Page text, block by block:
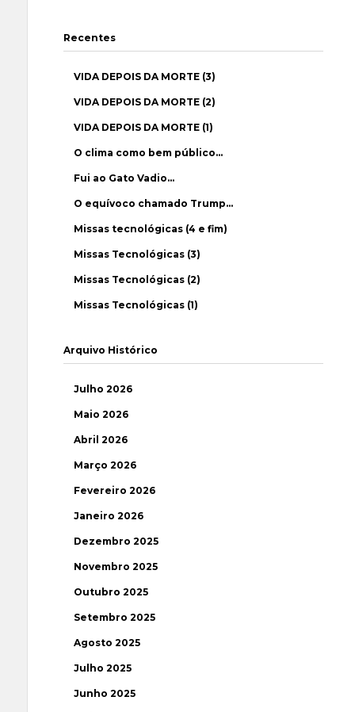
Recentes
VIDA DEPOIS DA MORTE (3)
VIDA DEPOIS DA MORTE (2)
VIDA DEPOIS DA MORTE (1)
O clima como bem público…
Fui ao Gato Vadio…
O equívoco chamado Trump…
Missas tecnológicas (4 e fim)
Missas Tecnológicas (3)
Missas Tecnológicas (2)
Missas Tecnológicas (1)
Arquivo Histórico
Julho 2026
Maio 2026
Abril 2026
Março 2026
Fevereiro 2026
Janeiro 2026
Dezembro 2025
Novembro 2025
Outubro 2025
Setembro 2025
Agosto 2025
Julho 2025
Junho 2025